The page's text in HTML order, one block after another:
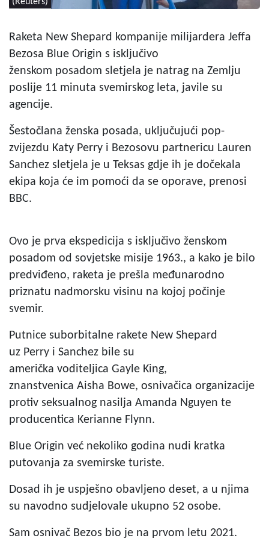
Raketa New Shepard kompanije milijardera Jeffa
Bezosa Blue Origin s isključivo
ženskom posadom sletjela je natrag na Zemlju
poslije 11 minuta svemirskog leta, javile su
agencije.
Šestočlana ženska posada, uključujući pop-
zvijezdu Katy Perry i Bezosovu partnericu Lauren
Sanchez sletjela je u Teksas gdje ih je dočekala
ekipa koja će im pomoći da se oporave, prenosi
BBC.
Ovo je prva ekspedicija s isključivo ženskom
posadom od sovjetske misije 1963., a kako je bilo
predviđeno, raketa je prešla međunarodno
priznatu nadmorsku visinu na kojoj počinje
svemir.
Putnice suborbitalne rakete New Shepard
uz Perry i Sanchez bile su
američka voditeljica Gayle King,
znanstvenica Aisha Bowe, osnivačica organizacije
protiv seksualnog nasilja Amanda Nguyen te
producentica Kerianne Flynn.
Blue Origin već nekoliko godina nudi kratka
putovanja za svemirske turiste.
Dosad ih je uspješno obavljeno deset, a u njima
su navodno sudjelovale ukupno 52 osobe.
Sam osnivač Bezos bio je na prvom letu 2021.